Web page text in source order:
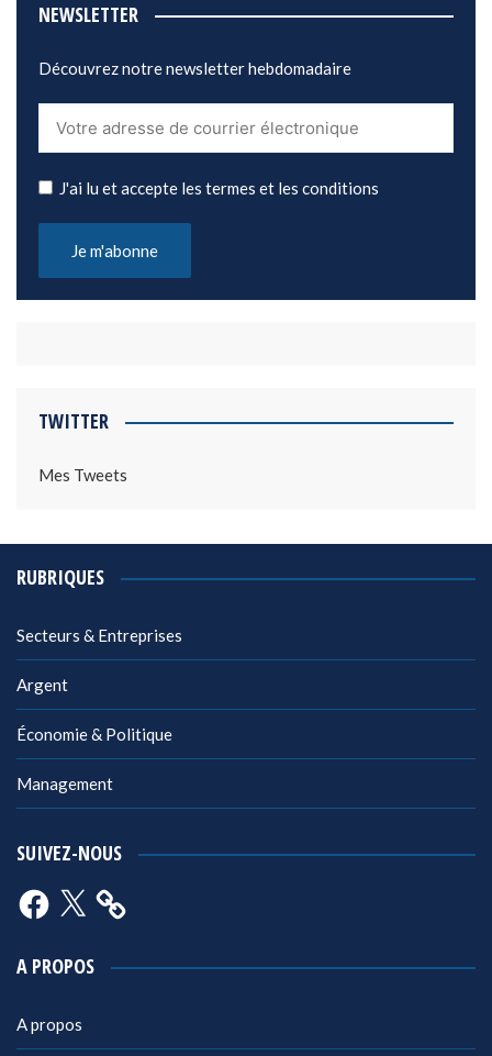
NEWSLETTER
Découvrez notre newsletter hebdomadaire
J'ai lu et accepte les termes et les conditions
TWITTER
Mes Tweets
RUBRIQUES
Secteurs & Entreprises
Argent
Économie & Politique
Management
SUIVEZ-NOUS
Facebook
X
A PROPOS
A propos